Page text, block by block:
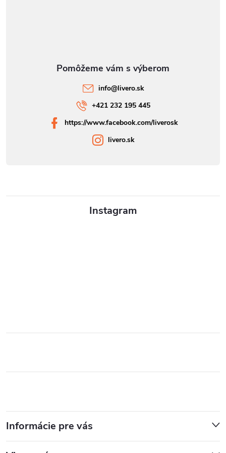
Instagram
Informácie pre vás
info@livero.sk
+421 232 195 445
https://www.facebook.com/liverosk
livero.sk